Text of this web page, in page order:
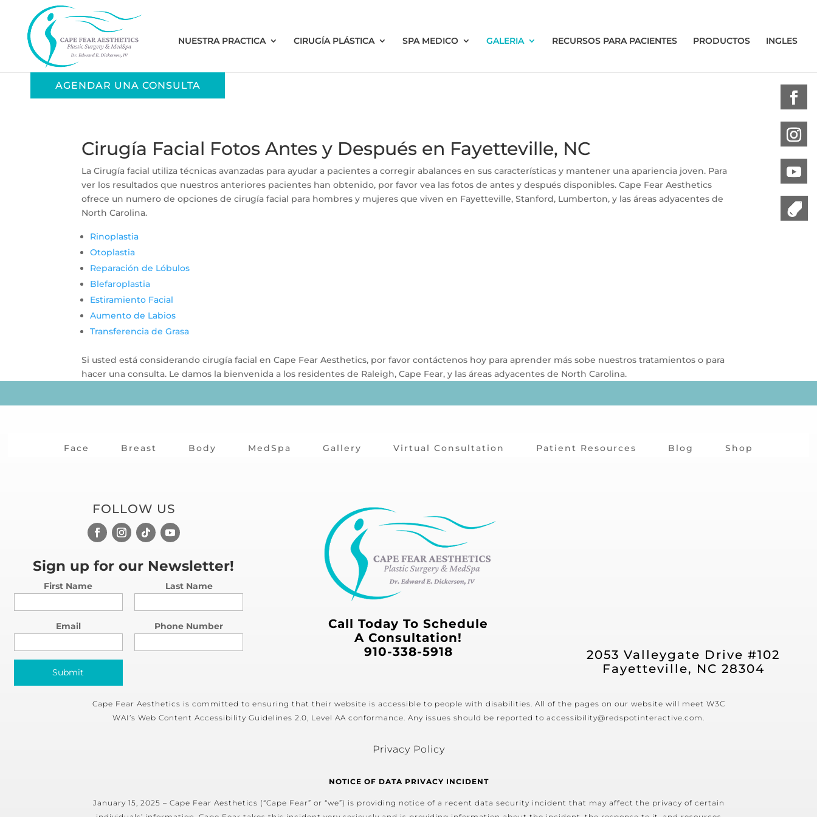
NUESTRA PRACTICA CIRUGÍA PLÁSTICA SPA MEDICO GALERIA RECURSOS PARA PACIENTES PRODUCTOS INGLES
AGENDAR UNA CONSULTA
Cirugía Facial Fotos Antes y Después en Fayetteville, NC
La Cirugía facial utiliza técnicas avanzadas para ayudar a pacientes a corregir abalances en sus características y mantener una apariencia joven. Para
ver los resultados que nuestros anteriores pacientes han obtenido, por favor vea las fotos de antes y después disponibles. Cape Fear Aesthetics
ofrece un numero de opciones de cirugía facial para hombres y mujeres que viven en Fayetteville, Stanford, Lumberton, y las áreas adyacentes de
North Carolina.
Rinoplastia
Otoplastia
Reparación de Lóbulos
Blefaroplastia
Estiramiento Facial
Aumento de Labios
Transferencia de Grasa
Si usted está considerando cirugía facial en Cape Fear Aesthetics, por favor contáctenos hoy para aprender más sobe nuestros tratamientos o para
hacer una consulta. Le damos la bienvenida a los residentes de Raleigh, Cape Fear, y las áreas adyacentes de North Carolina.
Face Breast Body MedSpa Gallery Virtual Consultation Patient Resources Blog Shop
FOLLOW US
Sign up for our Newsletter!
First Name Last Name
Email Phone Number
Call Today To Schedule
A Consultation!
910-338-5918
2053 Valleygate Drive #102
Fayetteville, NC 28304
Cape Fear Aesthetics is committed to ensuring that their website is accessible to people with disabilities. All of the pages on our website will meet W3C
WAI’s Web Content Accessibility Guidelines 2.0, Level AA conformance. Any issues should be reported to accessibility@redspotinteractive.com.
Privacy Policy
NOTICE OF DATA PRIVACY INCIDENT
January 15, 2025 – Cape Fear Aesthetics (“Cape Fear” or “we”) is providing notice of a recent data security incident that may affect the privacy of certain